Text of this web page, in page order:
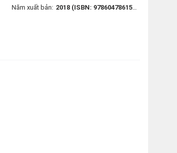
Năm xuất bản: 2018 (ISBN: 9786047861545)(Mã sách: 8935236411318)